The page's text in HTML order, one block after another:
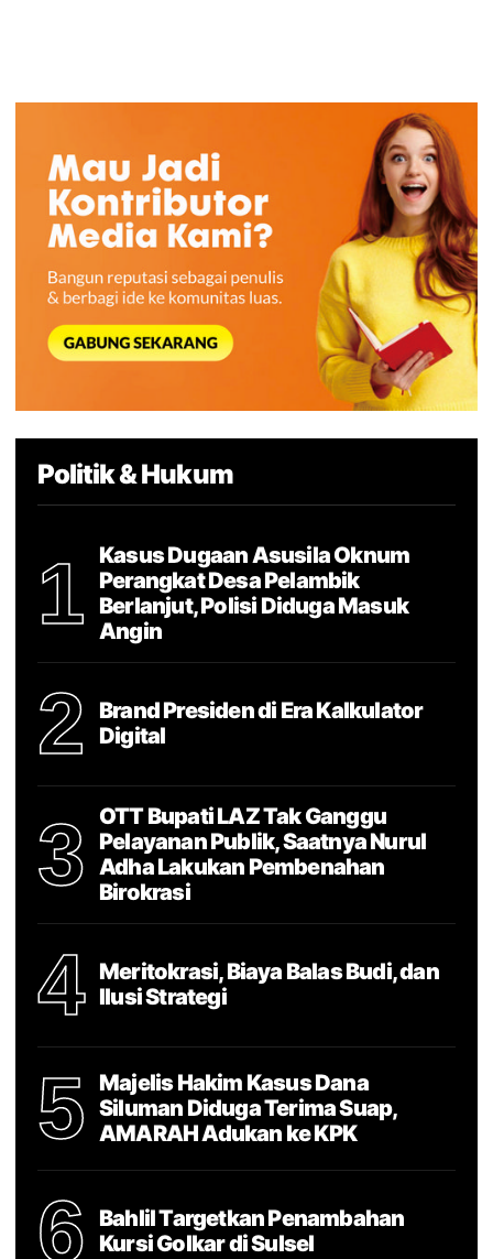
Politik & Hukum
1
Kasus Dugaan Asusila Oknum
Perangkat Desa Pelambik
Berlanjut, Polisi Diduga Masuk
Angin
2
Brand Presiden di Era Kalkulator
Digital
3
OTT Bupati LAZ Tak Ganggu
Pelayanan Publik, Saatnya Nurul
Adha Lakukan Pembenahan
Birokrasi
4
Meritokrasi, Biaya Balas Budi, dan
Ilusi Strategi
5
Majelis Hakim Kasus Dana
Siluman Diduga Terima Suap,
AMARAH Adukan ke KPK
6
Bahlil Targetkan Penambahan
Kursi Golkar di Sulsel